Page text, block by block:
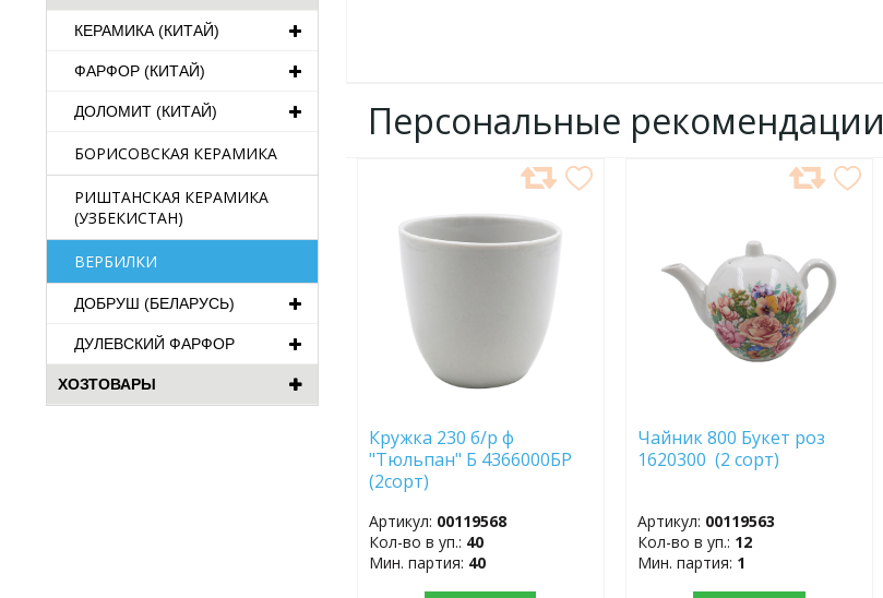
КЕРАМИКА (КИТАЙ)
ФАРФОР (КИТАЙ)
ДОЛОМИТ (КИТАЙ)
БОРИСОВСКАЯ КЕРАМИКА
РИШТАНСКАЯ КЕРАМИКА
(УЗБЕКИСТАН)
ВЕРБИЛКИ
ДОБРУШ (БЕЛАРУСЬ)
ДУЛЕВСКИЙ ФАРФОР
ХОЗТОВАРЫ
Персональные рекомендации
ИЗБРАННОЕ
Кружка 230 б/р ф
"Тюльпан" Б 4366000БР
(2сорт)
Артикул: 00119568
Кол-во в уп.: 40
Мин. партия: 40
Чайник 800 Букет роз
1620300 (2 сорт)
Артикул: 00119563
Кол-во в уп.: 12
Мин. партия: 1